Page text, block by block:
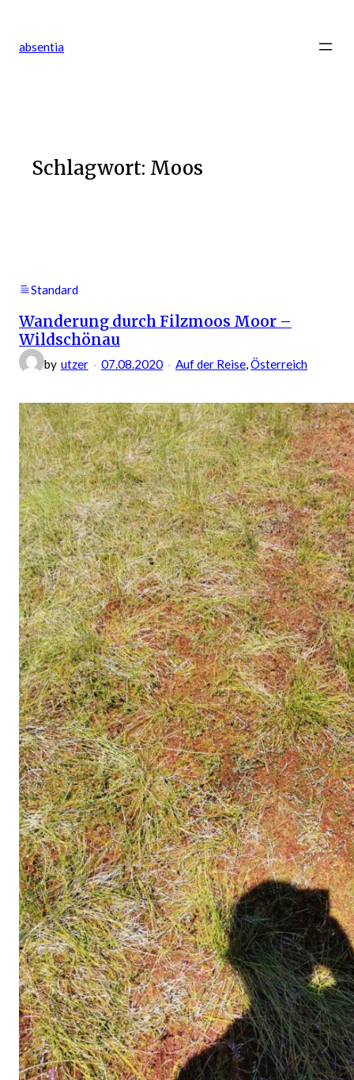
springen
absentia
Schlagwort: Moos
Standard
Wanderung durch Filzmoos Moor –
Wildschönau
by utzer 07.08.2020 Auf der Reise, Österreich